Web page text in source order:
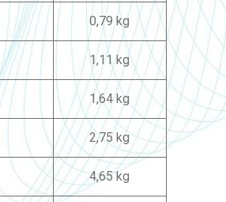
0,79 kg
1,11 kg
1,64 kg
2,75 kg
4,65 kg